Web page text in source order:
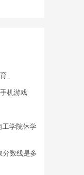
_
机游戏
工学院休学
分数线是多